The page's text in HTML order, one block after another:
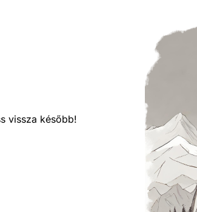
vissza később!